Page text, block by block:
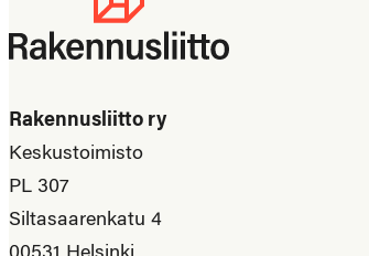
Rakennusliitto ry
Keskustoimisto
PL 307
Siltasaarenkatu 4